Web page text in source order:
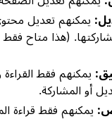
يمكنهم تعديل
(هذا متاح
يمكنهم فقط القراءة
أو المشاركة.
يمكنهم فقط قراءة